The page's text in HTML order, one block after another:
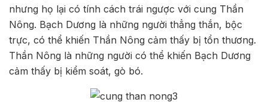
nhưng họ lại có tính cách trái ngược với cung Thần
Nông. Bạch Dương là những người thẳng thắn, bộc
trực, có thể khiến Thần Nông cảm thấy bị tổn thương.
Thần Nông là những người có thể khiến Bạch Dương
cảm thấy bị kiểm soát, gò bó.